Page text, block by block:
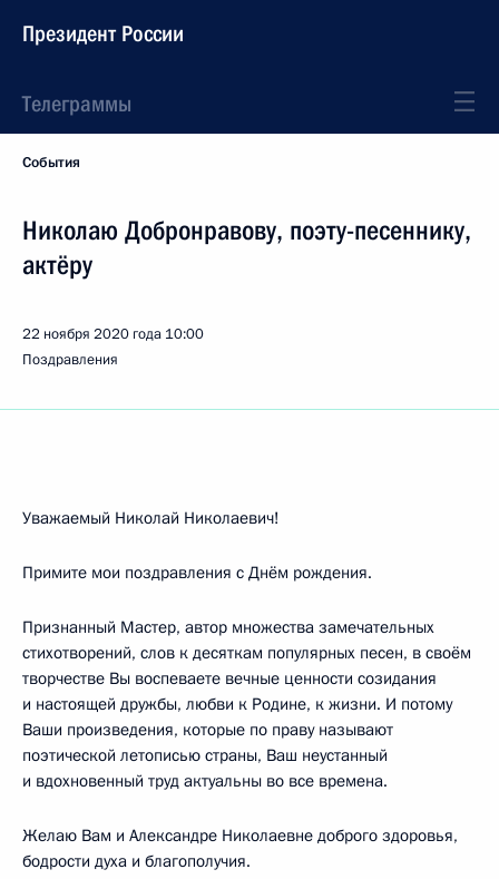
Президент России
Телеграммы
События
Николаю Добронравову, поэту-песеннику,
актёру
22 ноября 2020 года 10:00
Поздравления
Уважаемый Николай Николаевич!
Примите мои поздравления с Днём рождения.
Признанный Мастер, автор множества замечательных
стихотворений, слов к десяткам популярных песен, в своём
творчестве Вы воспеваете вечные ценности созидания
и настоящей дружбы, любви к Родине, к жизни. И потому
Ваши произведения, которые по праву называют
поэтической летописью страны, Ваш неустанный
и вдохновенный труд актуальны во все времена.
Желаю Вам и Александре Николаевне доброго здоровья,
бодрости духа и благополучия.